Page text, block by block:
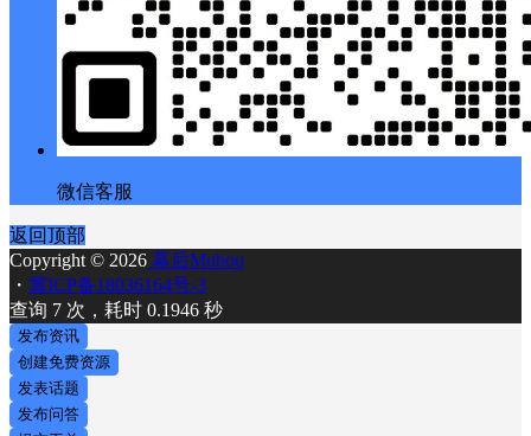
微信客服
返回顶部
Copyright © 2026 幕后Muhou
・ 冀ICP备18036164号-3
查询 7 次，耗时 0.1946 秒
发布资讯
创建免费资源
发表话题
发布问答